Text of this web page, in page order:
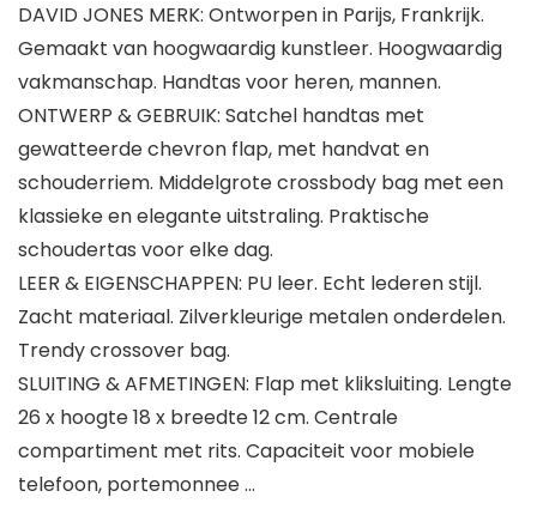
DAVID JONES MERK: Ontworpen in Parijs, Frankrijk.
Gemaakt van hoogwaardig kunstleer. Hoogwaardig
vakmanschap. Handtas voor heren, mannen.
ONTWERP & GEBRUIK: Satchel handtas met
gewatteerde chevron flap, met handvat en
schouderriem. Middelgrote crossbody bag met een
klassieke en elegante uitstraling. Praktische
schoudertas voor elke dag.
LEER & EIGENSCHAPPEN: PU leer. Echt lederen stijl.
Zacht materiaal. Zilverkleurige metalen onderdelen.
Trendy crossover bag.
SLUITING & AFMETINGEN: Flap met kliksluiting. Lengte
26 x hoogte 18 x breedte 12 cm. Centrale
compartiment met rits. Capaciteit voor mobiele
telefoon, portemonnee …